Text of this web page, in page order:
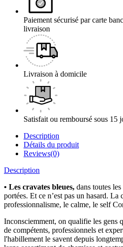
Paiement sécurisé par carte
livraison
Livraison à domicile
Satisfait ou remboursé sous 15
Description
Détails du produit
Reviews(0)
Description
• Les cravates bleues, dans toutes
portées. Et ce n’est pas un hasard. La
professionnalisme, le calme, le self
Inconsciemment, on qualifie les gens
de compétents, professionnels et
l'habillement le savent depuis